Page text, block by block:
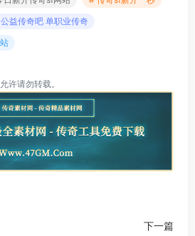
益传奇吧 单职业传奇
许请勿转载。
下一篇